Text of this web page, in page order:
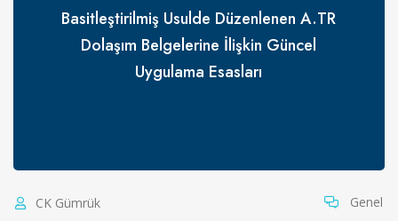
Basitleştirilmiş Usulde Düzenlenen A.TR
Dolaşım Belgelerine İlişkin Güncel
Uygulama Esasları
CK Gümrük Genel